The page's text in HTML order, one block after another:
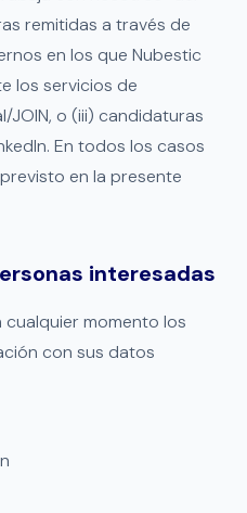
remitidas a través de
en los que Nubestic
los servicios de
JOIN, o (iii) candidaturas
En todos los casos
en la presente
interesadas
cualquier momento los
con sus datos